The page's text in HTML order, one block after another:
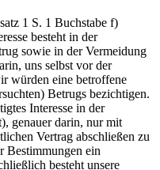
1 S. 1 Buchstabe f)
besteht in der
sowie in der Vermeidung
uns selbst vor der
würden eine betroffene
Betrugs bezichtigen.
Interesse in der
genauer darin, nur mit
Vertrag abschließen zu
Bestimmungen ein
besteht unsere